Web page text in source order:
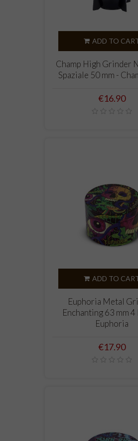
ADD TO
Champ High Grinder
Spaziale 50 mm -
Price
€16.90
ADD TO
Euphoria Metal
Enchanting 63 mm 4
Euphoria
Price
€17.90